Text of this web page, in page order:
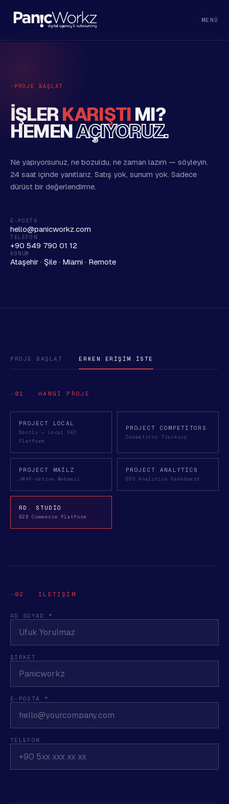
MENÜ
PROJE BAŞLAT
İŞLERKARIŞTIMI?
HEMENAÇIYORUZ.
Ne yapıyorsunuz, ne bozuldu, ne zaman lazım — söyleyin.
24 saat içinde yanıtlarız. Satış yok, sunum yok. Sadece
dürüst bir değerlendirme.
E-POSTA
hello@panicworkz.com
TELEFON
+90 549 790 01 12
KONUM
Ataşehir · Şile · Miami · Remote
PROJE BAŞLAT ERKEN ERIŞIM İSTE
01 · HANGI PROJE
PROJECT LOCAL
Spotly — Local SEO
Platform
PROJECT COMPETITORS
Competitor Tracking
PROJECT MAILZ
JMAP-native Webmail
PROJECT ANALYTICS
SEO Analytics Dashboard
RD. STUDIO
B2B Commerce Platform
02 · İLETIŞIM
AD SOYAD *
ŞİRKET
E-POSTA *
TELEFON